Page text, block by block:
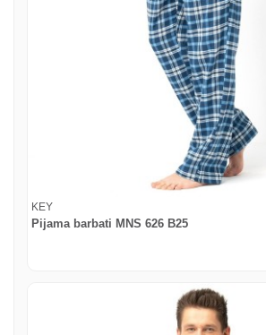
KEY
Pijama barbati MNS 626 B25